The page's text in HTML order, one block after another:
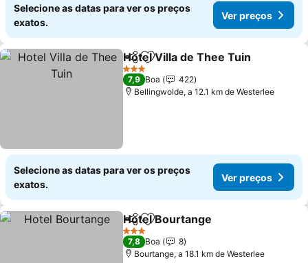
Selecione as datas para ver os preços
exatos.
Ver preços
PartilharAdicionar aos favoritos
Hotel Villa de Thee Tuin
3 Estrelas
7,9 Boa
422
Bellingwolde, a 12.1 km de Westerlee
Selecione as datas para ver os preços
exatos.
Ver preços
PartilharAdicionar aos favoritos
Hotel Bourtange
3 Estrelas
7,8 Boa
8
Bourtange, a 18.1 km de Westerlee